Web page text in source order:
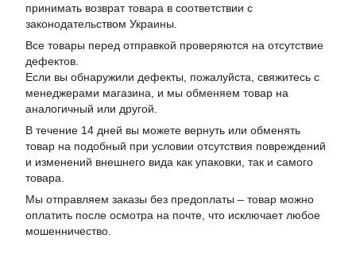
принимать возврат товара в соответствии с
законодательством Украины.
Все товары перед отправкой проверяются на отсутствие
дефектов.
Если вы обнаружили дефекты, пожалуйста, свяжитесь с
менеджерами магазина, и мы обменяем товар на
аналогичный или другой.
В течение 14 дней вы можете вернуть или обменять
товар на подобный при условии отсутствия повреждений
и изменений внешнего вида как упаковки, так и самого
товара.
Мы отправляем заказы без предоплаты – товар можно
оплатить после осмотра на почте, что исключает любое
мошенничество.